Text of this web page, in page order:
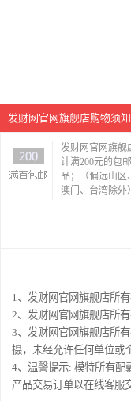
发财网官网旗舰店购物须知
发财网官网旗舰
计满200元的包
品；（偏远山区
澳门、台湾除外
1、发财网官网旗舰店所
2、发财网官网旗舰店所
3、发财网官网旗舰店所
摄，未经允许任何单位或
4、温謦提示: 模特所有配
产品交易订单以在线客服